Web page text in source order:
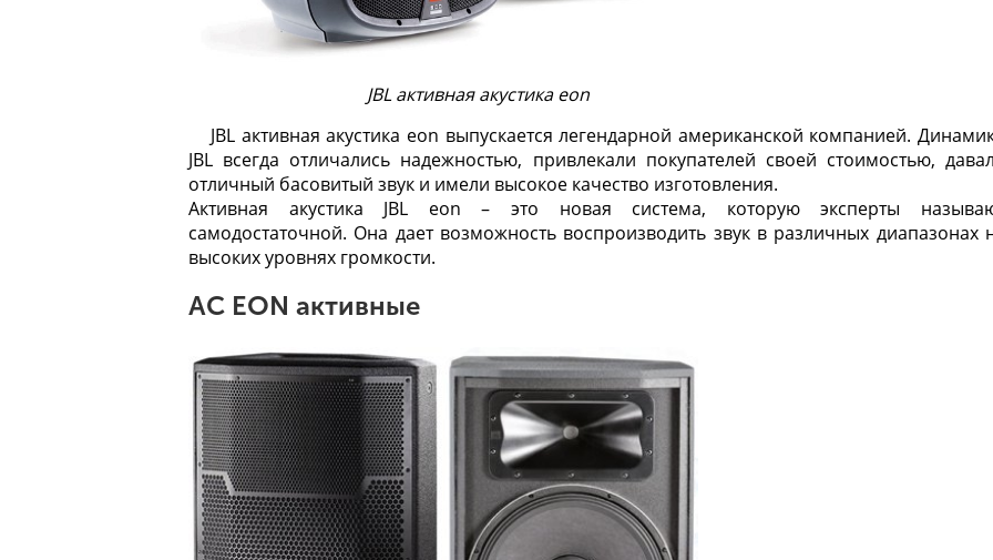
JBL активная акустика eon
JBL активная акустика eon выпускается легендарной американской компанией.
JBL всегда отличались надежностью, привлекали покупателей своей стоимостью,
отличный басовитый звук и имели высокое качество изготовления.
Активная акустика JBL eon – это новая система, которую эксперты
самодостаточной. Она дает возможность воспроизводить звук в различных диапазонах
высоких уровнях громкости.
АС EON активные